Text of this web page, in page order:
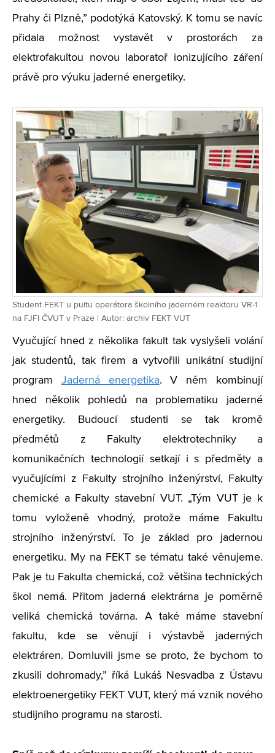
Prahy či Plzně,” podotýká Katovský. K tomu se navíc
přidala možnost vystavět v prostorách za
elektrofakultou novou laboratoř ionizujícího záření
právě pro výuku jaderné energetiky.
Student FEKT u pultu operátora školního jaderném reaktoru VR-1
na FJFI ČVUT v Praze | Autor: archiv FEKT VUT
Vyučující hned z několika fakult tak vyslyšeli volání
jak studentů, tak firem a vytvořili unikátní studijní
program Jaderná energetika. V něm kombinují
hned několik pohledů na problematiku jaderné
energetiky. Budoucí studenti se tak kromě
předmětů z Fakulty elektrotechniky a
komunikačních technologií setkají i s předměty a
vyučujícími z Fakulty strojního inženýrství, Fakulty
chemické a Fakulty stavební VUT. „Tým VUT je k
tomu vyloženě vhodný, protože máme Fakultu
strojního inženýrství. To je základ pro jadernou
energetiku. My na FEKT se tématu také věnujeme.
Pak je tu Fakulta chemická, což většina technických
škol nemá. Přitom jaderná elektrárna je poměrně
veliká chemická továrna. A také máme stavební
fakultu, kde se věnují i výstavbě jaderných
elektráren. Domluvili jsme se proto, že bychom to
zkusili dohromady,” říká Lukáš Nesvadba z Ústavu
elektroenergetiky FEKT VUT, který má vznik nového
studijního programu na starosti.